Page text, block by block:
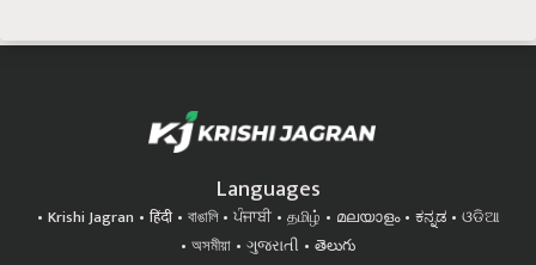
Languages
Krishi Jagran हिंदी বাঙালি ਪੰਜਾਬੀ தமிழ் മലയാളം ಕನ್ನಡ
ଓଡିଆ
অসমীয়া
ગુજરાતી తెలుగు